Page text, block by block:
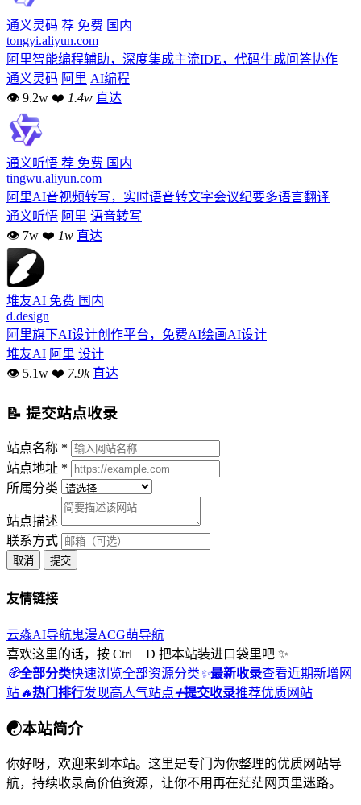
通义灵码 荐 免费 国内
tongyi.aliyun.com
阿里智能编程辅助，深度集成主流IDE，代码生成问答协作
通义灵码 阿里 AI编程
👁 9.2w ❤ 1.4w 直达
通义听悟 荐 免费 国内
tingwu.aliyun.com
阿里AI音视频转写，实时语音转文字会议纪要多语言翻译
通义听悟 阿里 语音转写
👁 7w ❤ 1w 直达
堆友AI 免费 国内
d.design
阿里旗下AI设计创作平台，免费AI绘画AI设计
堆友AI 阿里 设计
👁 5.1w ❤ 7.9k 直达
📝 提交站点收录
站点名称 *
站点地址 *
所属分类
站点描述
联系方式
取消 提交
友情链接
云淼AI导航鬼漫ACG萌导航
喜欢这里的话，按 Ctrl + D 把本站装进口袋里吧 ✨
🧭全部分类快速浏览全部资源分类✨最新收录查看近期新增网
站🔥热门排行发现高人气站点➕提交收录推荐优质网站
☯本站简介
你好呀，欢迎来到本站。这里是专门为你整理的优质网站导
航，持续收录高价值资源，让你不用再在茫茫网页里迷路。